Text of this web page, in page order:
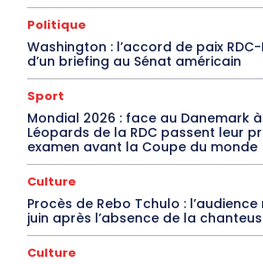
Politique
Washington : l’accord de paix
d’un briefing au Sénat américain
Sport
Mondial 2026 : face au Danemark à
Léopards de la RDC passent leur
examen avant la Coupe du monde
Culture
Procès de Rebo Tchulo :
juin après l’absence de la
Culture